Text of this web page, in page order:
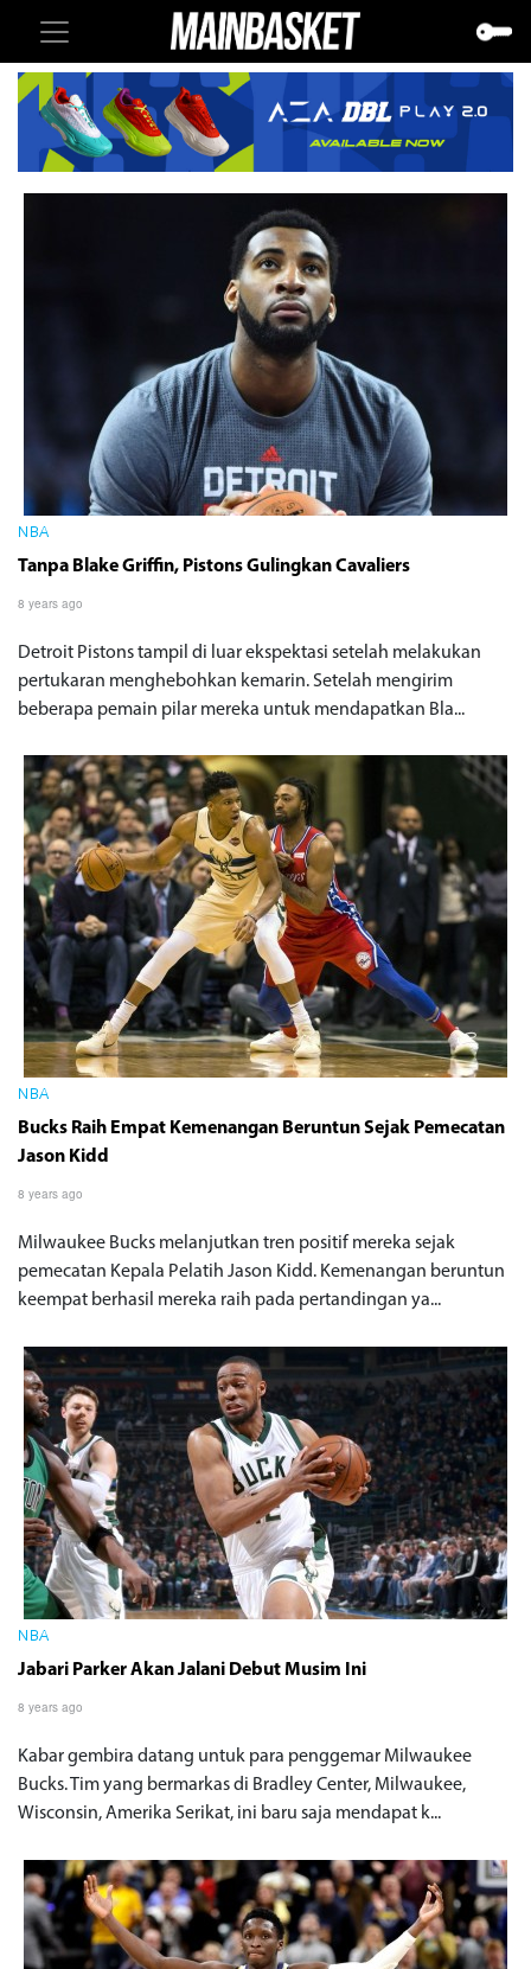
NBA
Tanpa Blake Griffin, Pistons Gulingkan Cavaliers
8 years ago
Detroit Pistons tampil di luar ekspektasi setelah melakukan
pertukaran menghebohkan kemarin. Setelah mengirim
beberapa pemain pilar mereka untuk mendapatkan Bla...
NBA
Bucks Raih Empat Kemenangan Beruntun Sejak Pemecatan
Jason Kidd
8 years ago
Milwaukee Bucks melanjutkan tren positif mereka sejak
pemecatan Kepala Pelatih Jason Kidd. Kemenangan beruntun
keempat berhasil mereka raih pada pertandingan ya...
NBA
Jabari Parker Akan Jalani Debut Musim Ini
8 years ago
Kabar gembira datang untuk para penggemar Milwaukee
Bucks. Tim yang bermarkas di Bradley Center, Milwaukee,
Wisconsin, Amerika Serikat, ini baru saja mendapat k...